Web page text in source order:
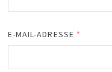
E-MAIL-ADRESSE *